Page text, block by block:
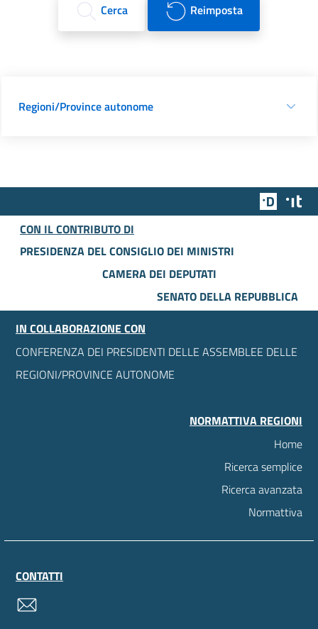
Cerca Reimposta
Regioni/Province autonome
Team
CON IL CONTRIBUTO DI
PRESIDENZA DEL CONSIGLIO DEI MINISTRI
CAMERA DEI DEPUTATI
SENATO DELLA REPUBBLICA
IN COLLABORAZIONE CON
CONFERENZA DEI PRESIDENTI DELLE ASSEMBLEE DELLE
REGIONI/PROVINCE AUTONOME
NORMATTIVA REGIONI
Home
Ricerca semplice
Ricerca avanzata
Normattiva
CONTATTI